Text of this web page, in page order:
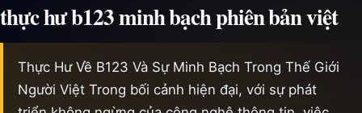
thực hư b123 minh bạch phiên bản việt
Thực Hư Về B123 Và Sự Minh Bạch Trong Thế Giới
Người Việt Trong bối cảnh hiện đại, với sự phát